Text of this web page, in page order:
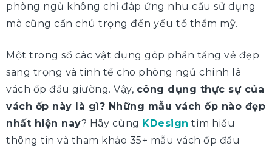
phòng ngủ không chỉ đáp ứng nhu cầu sử dụng
mà cũng cần chú trọng đến yếu tố thẩm mỹ.
Một trong số các vật dụng góp phần tăng vẻ đẹp
sang trọng và tinh tế cho phòng ngủ chính là
vách ốp đầu giường. Vậy, công dụng thực sự của
vách ốp này là gì? Những mẫu vách ốp nào đẹp
nhất hiện nay? Hãy cùng KDesign tìm hiểu
thông tin và tham khảo 35+ mẫu vách ốp đầu